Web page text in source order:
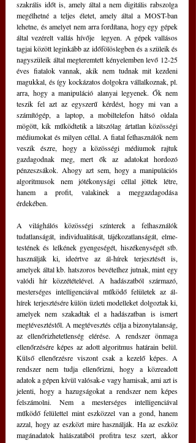
szakrális időt is, amely által a nem digitális rabszolga
megélhetné a teljes életet, amely által a MOST-ban
lehetne, és amelyet nem arra fordítana, hogy egy gépek
által vezérelt vallás hívője  legyen. A gépek vallásos
tagjai között leginkább az időfölöslegben és a szüleik és
nagyszüleik által megteremtett kényelemben levő 12-25
éves fiatalok vannak, akik nem tudnak mit kezdeni
magukkal, és így kockázatos dolgokra vállalkoznak, pl.
arra, hogy a manipuláció alanyai legyenek. Ők nem
teszik fel azt az egyszerű kérdést, hogy mi van a
számítógép, a laptop, a mobiltelefon hátsó oldala
mögött, kik működtetik a látszólag ártatlan közösségi
médiumokat és milyen céllal. A fiatal felhasználók nem
veszik észre, hogy a közösségi médiumok rajtuk
gazdagodnak meg, mert ők az adatokat hordozó
pénzeszsákok. Ahogy azt sem, hogy a manipulációs
algoritmusok nem jótékonysági céllal jöttek létre,
hanem a profit, valakinek a meggazdagodása
érdekében.
A világhálós közösségi színterek a felhasználók
tudatlanságát, individualitását, tájékozatlanságát, elme-
testének és lelkének gyengeségét, hiszékenységét stb.
használják ki, ideértve az ál-hírek terjesztését is,
amelyek által kb. hatszoros bevételhez jutnak, mint egy
valódi hír közzétételével. A hadászatból származó,
mesterséges intelligenciával működő felületek az ál-
hírek terjesztésére külön üzleti modelleket dolgoztak ki,
amelyek nem szakadtak el a hadászatban is ismert
megtévesztéstől. A megtévesztés célja a bizonytalanság,
az ellenőrizhetetlenség elérése. A rendszer önmaga
ellenőrzésére képes az adott algoritmus határain belül.
Külső ellenőrzésre viszont csak a kezelő képes. A
rendszer nem tudja ellenőrizni, hogy a közreadott
adatok a gépen kívül valósak-e vagy hamisak, ami azt is
jelenti, hogy a hazugságokat a rendszer nem képes
felszámolni. Nem a mesterséges intelligenciával
működő felülettel mint eszközzel van a gond, hanem
azzal, hogy az eszközt mire használják. Ha az eszköz
magánadatok halászatából profitra tesz szert, akkor